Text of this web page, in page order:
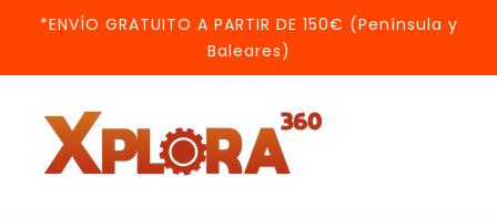
*ENVÍO GRATUITO A PARTIR DE 150€ (Península y
Baleares)